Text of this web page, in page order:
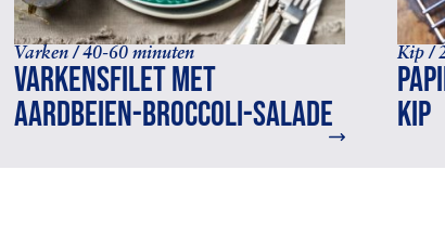
Varken / 40-60 minuten
Varkensfilet met
aardbeien-broccoli-salade
Kip /
kip